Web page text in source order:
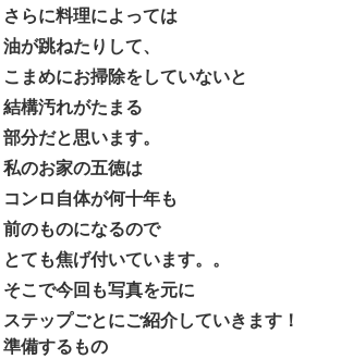
さらに料理によっては
油が跳ねたりして、
こまめにお掃除をしていないと
結構汚れがたまる
部分だと思います。
私のお家の五徳は
コンロ自体が何十年も
前のものになるので
とても焦げ付いています。。
そこで今回も写真を元に
ステップごとにご紹介していきます！
準備するもの